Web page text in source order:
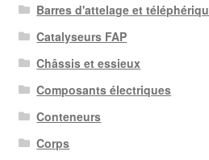
Barres d'attelage et
Catalyseurs FAP
Châssis et essieux
Composants électriques
Conteneurs
Corps